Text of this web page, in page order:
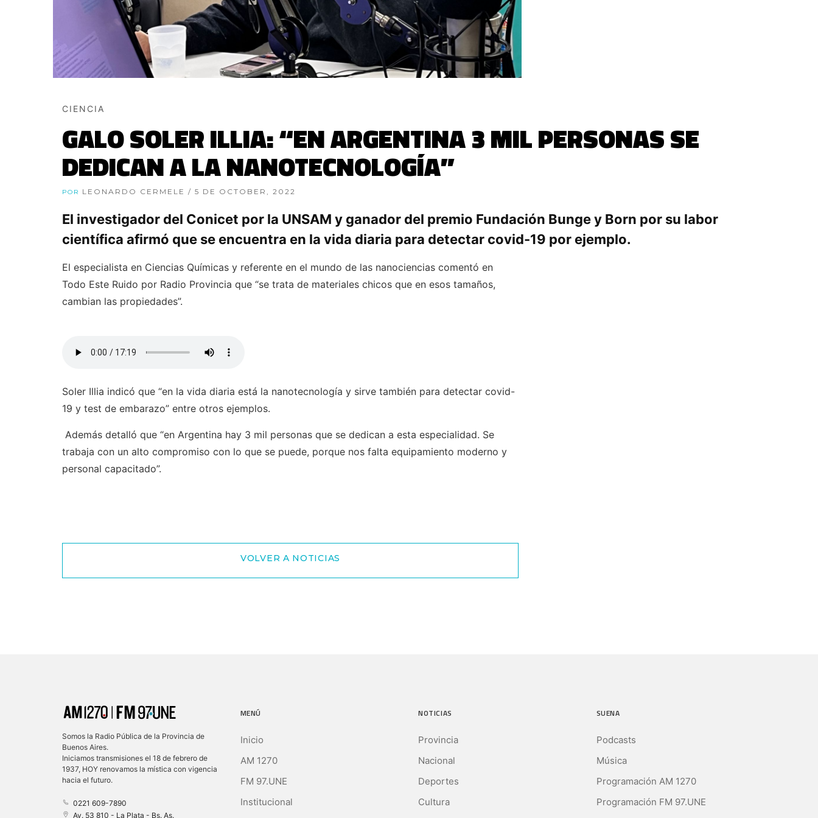
CIENCIA
GALO SOLER ILLIA: “EN ARGENTINA 3 MIL PERSONAS SE
DEDICAN A LA NANOTECNOLOGÍA”
POR LEONARDO CERMELE / 5 DE OCTOBER, 2022
El investigador del Conicet por la UNSAM y ganador del premio Fundación Bunge y Born por su labor
científica afirmó que se encuentra en la vida diaria para detectar covid-19 por ejemplo.
El especialista en Ciencias Químicas y referente en el mundo de las nanociencias comentó en
Todo Este Ruido por Radio Provincia que “se trata de materiales chicos que en esos tamaños,
cambian las propiedades”.
Soler Illia indicó que “en la vida diaria está la nanotecnología y sirve también para detectar covid-
19 y test de embarazo” entre otros ejemplos.
Además detalló que “en Argentina hay 3 mil personas que se dedican a esta especialidad. Se
trabaja con un alto compromiso con lo que se puede, porque nos falta equipamiento moderno y
personal capacitado”.
VOLVER A NOTICIAS
Somos la Radio Pública de la Provincia de
Buenos Aires.
Iniciamos transmisiones el 18 de febrero de
1937, HOY renovamos la mística con vigencia
hacia el futuro.
0221 609-7890
Av. 53 810 - La Plata - Bs. As.
MENÚ
Inicio
AM 1270
FM 97.UNE
Institucional
NOTICIAS
Provincia
Nacional
Deportes
Cultura
SUENA
Podcasts
Música
Programación AM 1270
Programación FM 97.UNE